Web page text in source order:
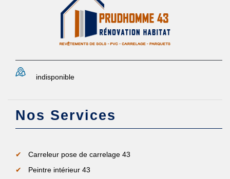
indisponible
Nos Services
Carreleur pose de carrelage 43
Peintre intérieur 43